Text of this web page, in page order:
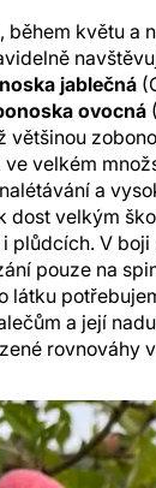
během květu a
jablečná
ovocná
většinou
velkém
a
dost velkým
plůdcích. V boji
pouze na
látku
a její
rovnováhy